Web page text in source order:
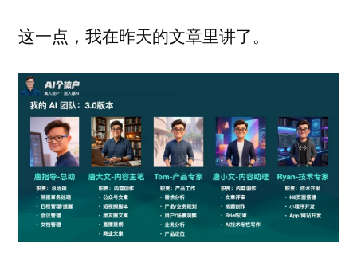
这一点，我在昨天的文章里讲了。